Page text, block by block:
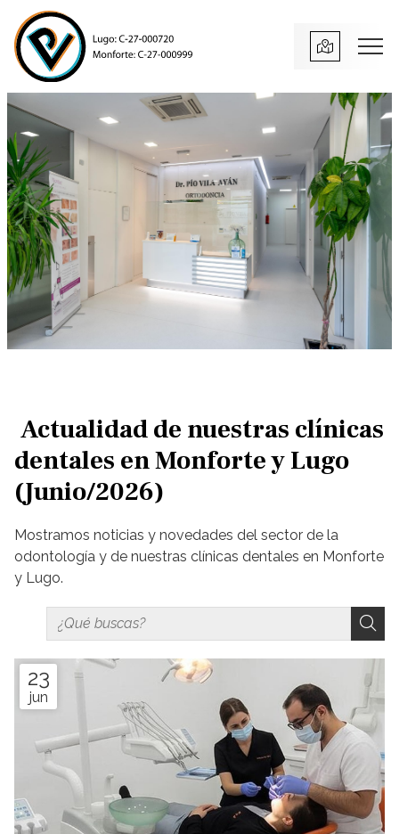
Actualidad de nuestras clínicas
dentales en Monforte y Lugo
(Junio/2026)
Mostramos noticias y novedades del sector de la
odontología y de nuestras clínicas dentales en Monforte
y Lugo.
23
jun